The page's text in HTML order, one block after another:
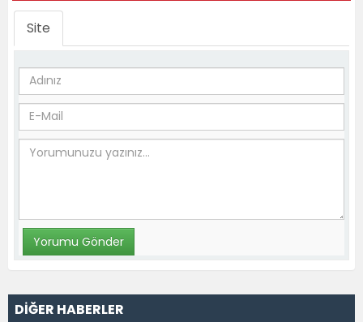
Site
DİĞER HABERLER